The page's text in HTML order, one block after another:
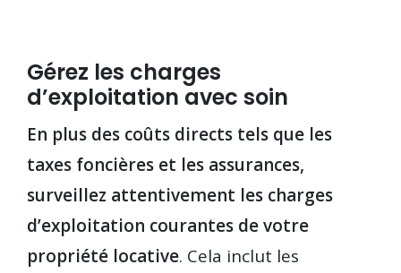
Gérez les charges
d’exploitation avec soin
En plus des coûts directs tels que les
taxes foncières et les assurances,
surveillez attentivement les charges
d’exploitation courantes de votre
propriété locative. Cela inclut les